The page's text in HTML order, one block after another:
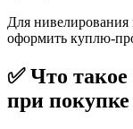
Для
оформить куплю-
✅ Что
при